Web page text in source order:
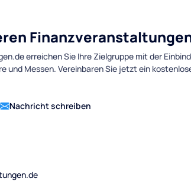
erreichen Sie Ihre Zielgruppe mit der
und Messen. Vereinbaren Sie jetzt ein
Nachricht schreiben